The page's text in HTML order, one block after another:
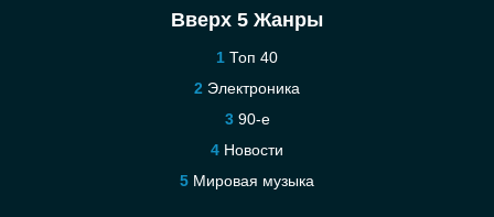
Вверх 5 Жанры
Топ 40
Электроника
90-е
Новости
Мировая музыка